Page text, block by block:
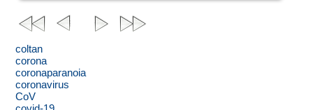
coltan
corona
coronaparanoia
coronavirus
CoV